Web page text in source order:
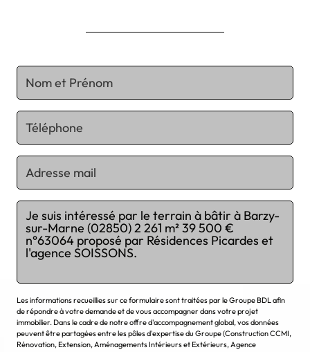
Chargement...
Les informations recueillies sur ce formulaire sont traitées par le Groupe BDL afin
de répondre à votre demande et de vous accompagner dans votre projet
immobilier. Dans le cadre de notre offre d'accompagnement global, vos données
peuvent être partagées entre les pôles d'expertise du Groupe (Construction CCMI,
Rénovation, Extension, Aménagements Intérieurs et Extérieurs, Agence